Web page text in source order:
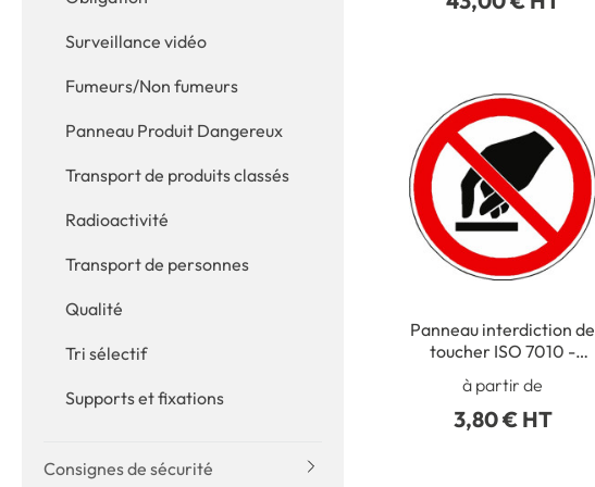
Surveillance vidéo
Fumeurs/Non fumeurs
Panneau Produit Dangereux
Transport de produits classés
Radioactivité
Transport de personnes
Qualité
Tri sélectif
Supports et fixations
Consignes de sécurité
Panneau interdiction de
toucher ISO 7010 -
à partir de
3,80 € HT